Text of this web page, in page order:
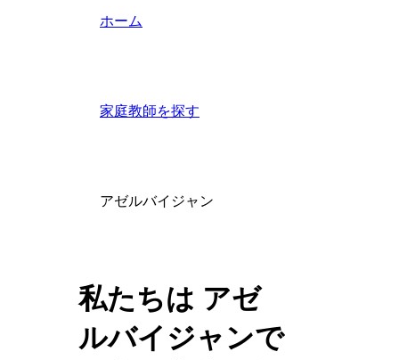
ホーム
家庭教師を探す
アゼルバイジャン
私たちは アゼ
ルバイジャンで